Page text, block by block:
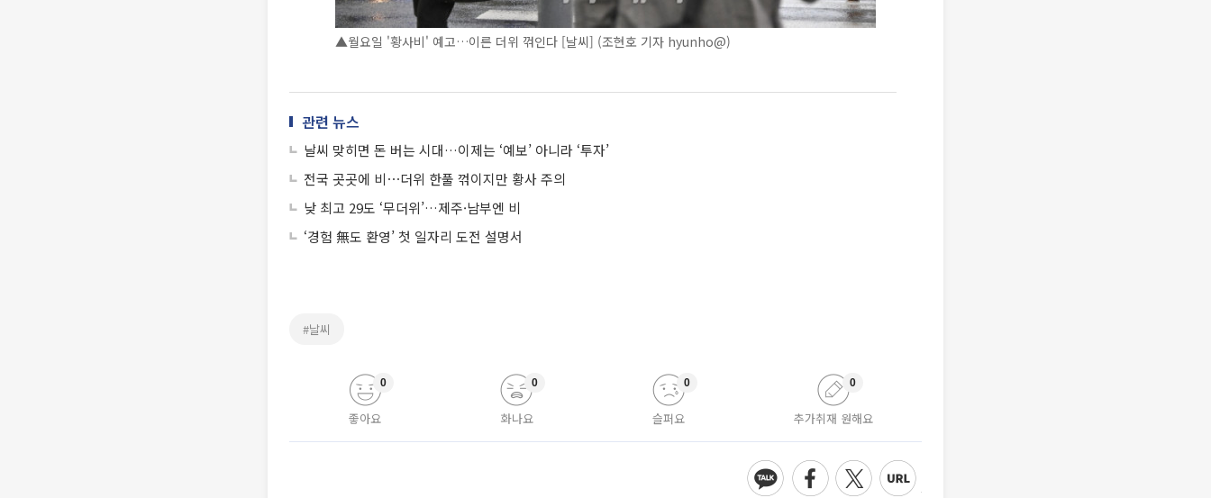
▲월요일 '황사비' 예고…이른 더위 꺾인다 [날씨] (조현호 기자 hyunho@)
관련 뉴스
날씨 맞히면 돈 버는 시대…이제는 ‘예보’ 아니라 ‘투자’
전국 곳곳에 비⋯더위 한풀 꺾이지만 황사 주의
낮 최고 29도 ‘무더위’…제주·남부엔 비
‘경험 無도 환영’ 첫 일자리 도전 설명서
#날씨
좋아요
0
화나요
0
슬퍼요
0
추가취재 원해요
0